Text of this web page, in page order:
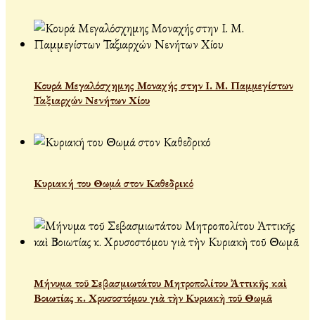
Κουρά Μεγαλόσχημης Μοναχής στην Ι. Μ. Παμμεγίστων
Ταξιαρχών Νενήτων Χίου
Κυριακή του Θωμά στον Καθεδρικό
Μήνυμα τοῦ Σεβασμιωτάτου Μητροπολίτου Ἀττικῆς καὶ
Βοιωτίας κ. Χρυσοστόμου γιὰ τὴν Κυριακὴ τοῦ Θωμᾶ